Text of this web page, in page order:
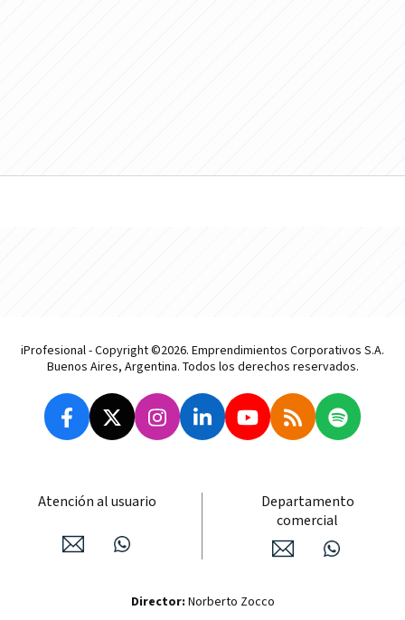
iProfesional - Copyright ©2026. Emprendimientos Corporativos S.A.
Buenos Aires, Argentina. Todos los derechos reservados.
Atención al usuario
Departamento
comercial
Director: Norberto Zocco